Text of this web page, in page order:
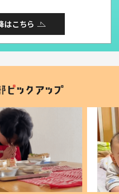
はこちら